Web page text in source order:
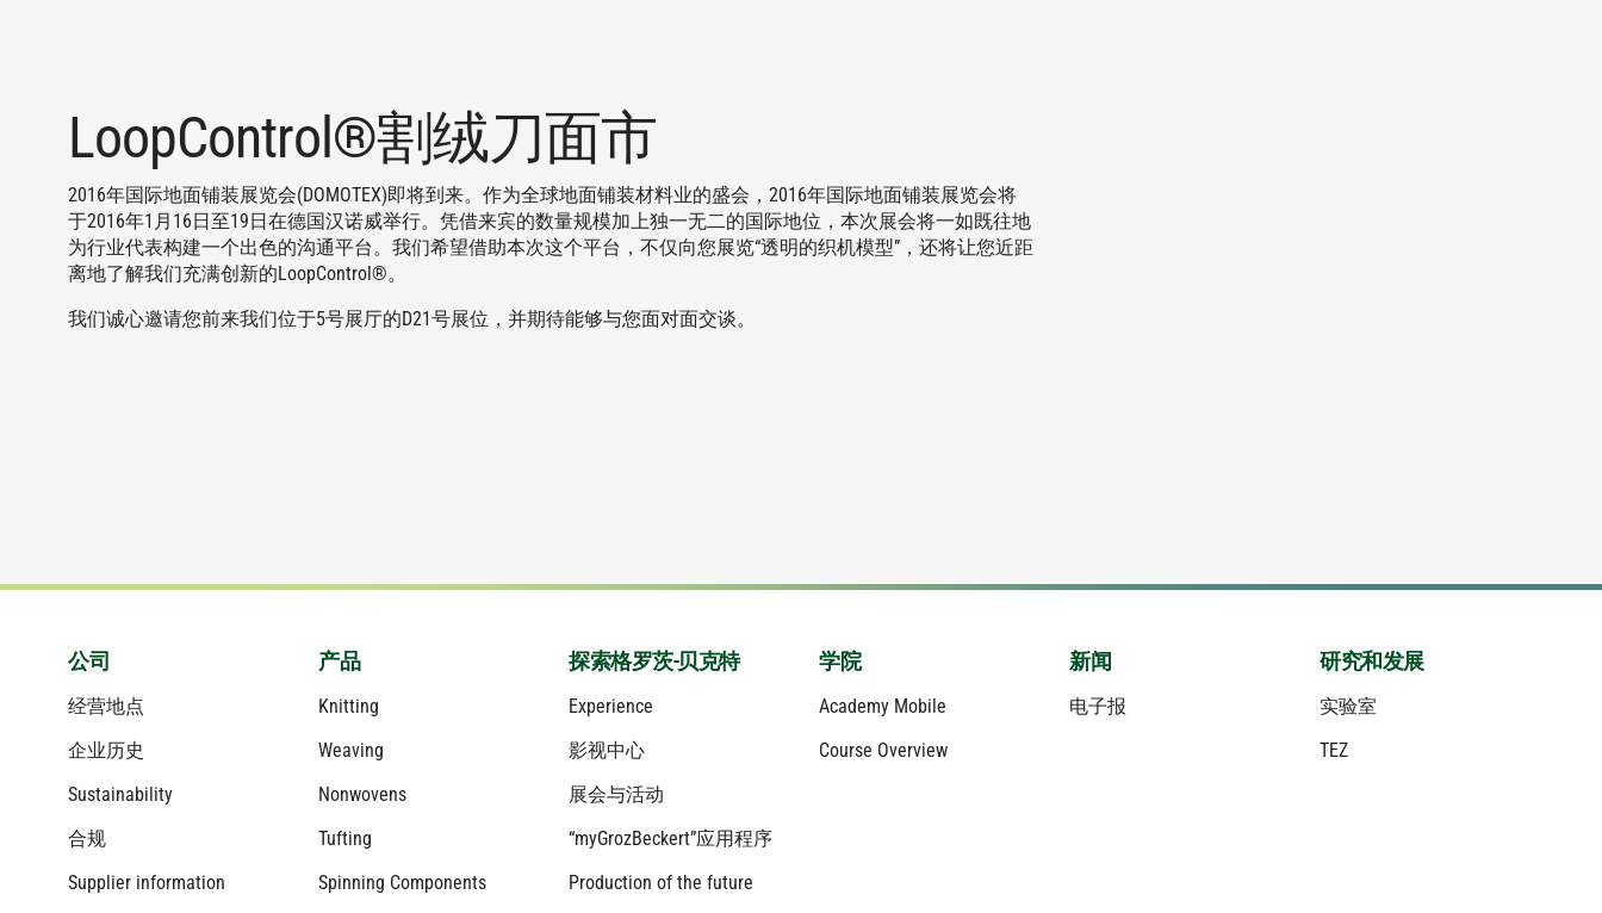
LoopControl®割绒刀面市
2016年国际地面铺装展览会(DOMOTEX)即将到来。作为全球地面铺装材料业的盛会，2016年国际地面铺装展览会将
于2016年1月16日至19日在德国汉诺威举行。凭借来宾的数量规模加上独一无二的国际地位，本次展会将一如既往地
为行业代表构建一个出色的沟通平台。我们希望借助本次这个平台，不仅向您展览“透明的织机模型”，还将让您近距
离地了解我们充满创新的LoopControl®。
我们诚心邀请您前来我们位于5号展厅的D21号展位，并期待能够与您面对面交谈。
公司
经营地点
企业历史
Sustainability
合规
Supplier information
产品
Knitting
Weaving
Nonwovens
Tufting
Spinning Components
探索格罗茨-贝克特
Experience
影视中心
展会与活动
“myGrozBeckert”应用程序
Production of the future
学院
Academy Mobile
Course Overview
新闻
电子报
研究和发展
实验室
TEZ